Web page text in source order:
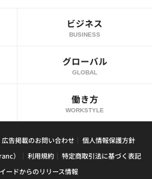
ビジネス
BUSINESS
グローバル
GLOBAL
働き方
WORKSTYLE
広告掲載のお問い合わせ
個人情報保護方針
）
利用規約
特定商取引法に基づく表記
イードからのリリース情報